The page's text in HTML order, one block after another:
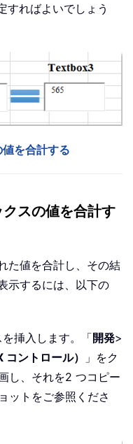
すればよいでしょう
を合計する
スの値を合計す
た値を合計し、その結
示するには、以下の
挿入します。「開発>
ントロール）
」をク
し、それを2 つコピー
ットをご参照くださ